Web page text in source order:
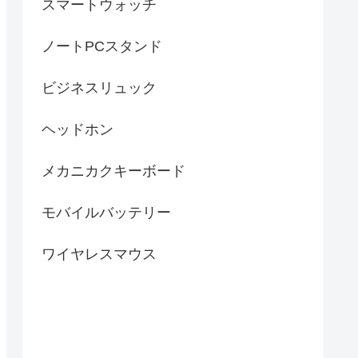
スマートウォッチ
ノートPCスタンド
ビジネスリュック
ヘッドホン
メカニカクキーボード
モバイルバッテリー
ワイヤレスマウス